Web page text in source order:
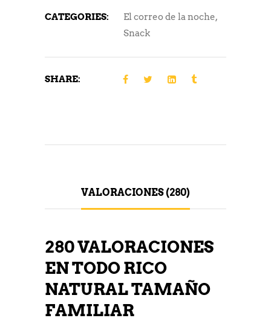
CATEGORIES: El correo de la noche,
Snack
SHARE:
VALORACIONES (280)
280 VALORACIONES
ENTODO RICO
NATURAL TAMAÑO
FAMILIAR